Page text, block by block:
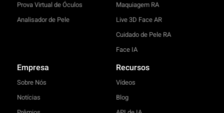
Prova Virtual de Óculos
Analisador de Pele
Maquiagem RA
Live 3D Face AR
Cuidado de Pele RA
Face IA
Empresa
Sobre Nós
Notícias
Recursos
Vídeos
Blog